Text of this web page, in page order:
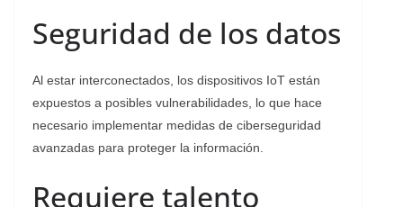
Seguridad de los datos
Al estar interconectados, los dispositivos IoT están
expuestos a posibles vulnerabilidades, lo que hace
necesario implementar medidas de ciberseguridad
avanzadas para proteger la información.
Requiere talento